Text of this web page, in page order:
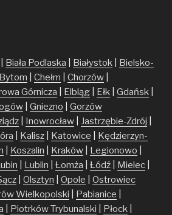
Biała Podlaska Białystok
Bielsko-
Bytom Chełm Chorzów
Górnicza Elbląg Ełk Gdańsk
Gniezno
Gorzów
Inowrocław Jastrzębie-Zdrój
Kalisz Katowice
Kędzierzyn-
Koszalin Kraków Legionowo
Lublin Łomża Łódź Mielec
Olsztyn Opole
Ostrowiec
Wielkopolski Pabianice
Piotrków Trybunalski Płock